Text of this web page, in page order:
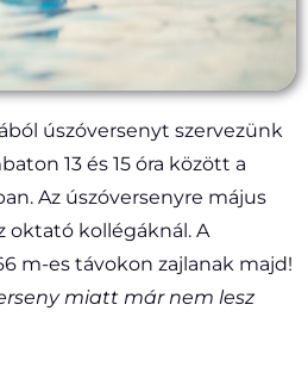
úszóversenyt szervezünk
13 és 15 óra között a
Az úszóversenyre május
oktató kollégáknál. A
m-es távokon zajlanak majd!
miatt már nem lesz